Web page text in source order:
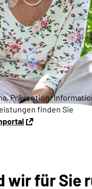
Prävention:
finden Sie
wir für Sie